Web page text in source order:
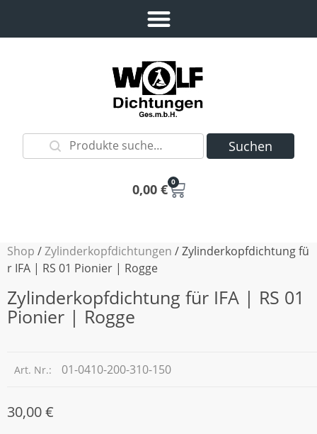
Suchen
0,00 € 0
Shop /Zylinderkopfdichtungen / Zylinderkopfdichtung fü
r IFA | RS 01 Pionier | Rogge
Zylinderkopfdichtung für IFA | RS 01
Pionier | Rogge
Art. Nr.: 01-0410-200-310-150
30,00€